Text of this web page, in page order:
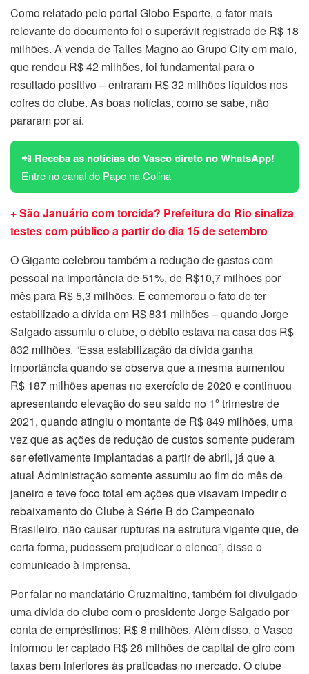
Como relatado pelo portal Globo Esporte, o fator mais
relevante do documento foi o superávit registrado de R$ 18
milhões. A venda de Talles Magno ao Grupo City em maio,
que rendeu R$ 42 milhões, foi fundamental para o
resultado positivo – entraram R$ 32 milhões líquidos nos
cofres do clube. As boas notícias, como se sabe, não
pararam por aí.
📲 Receba as notícias do Vasco direto no WhatsApp!
Entre no canal do Papo na Colina
+ São Januário com torcida? Prefeitura do Rio sinaliza
testes com público a partir do dia 15 de setembro
O Gigante celebrou também a redução de gastos com
pessoal na importância de 51%, de R$10,7 milhões por
mês para R$ 5,3 milhões. E comemorou o fato de ter
estabilizado a dívida em R$ 831 milhões – quando Jorge
Salgado assumiu o clube, o débito estava na casa dos R$
832 milhões. “Essa estabilização da dívida ganha
importância quando se observa que a mesma aumentou
R$ 187 milhões apenas no exercício de 2020 e continuou
apresentando elevação do seu saldo no 1º trimestre de
2021, quando atingiu o montante de R$ 849 milhões, uma
vez que as ações de redução de custos somente puderam
ser efetivamente implantadas a partir de abril, já que a
atual Administração somente assumiu ao fim do mês de
janeiro e teve foco total em ações que visavam impedir o
rebaixamento do Clube à Série B do Campeonato
Brasileiro, não causar rupturas na estrutura vigente que, de
certa forma, pudessem prejudicar o elenco”, disse o
comunicado à imprensa.
Por falar no mandatário Cruzmaltino, também foi divulgado
uma dívida do clube com o presidente Jorge Salgado por
conta de empréstimos: R$ 8 milhões. Além disso, o Vasco
informou ter captado R$ 28 milhões de capital de giro com
taxas bem inferiores às praticadas no mercado. O clube